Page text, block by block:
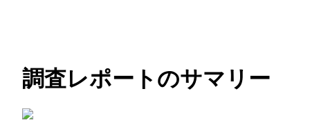
調査レポートのサマリー